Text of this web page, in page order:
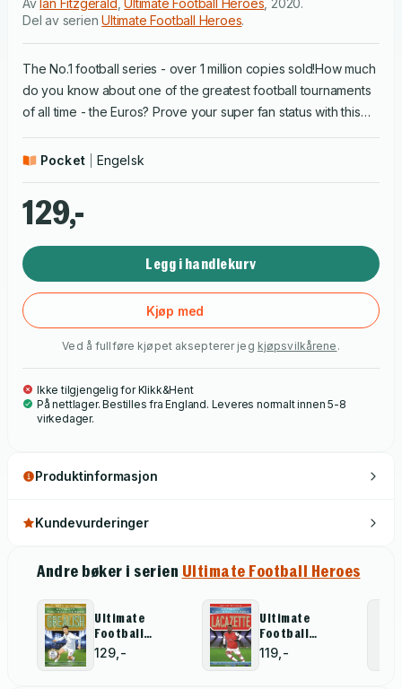
AvIan Fitzgerald ,Ultimate Football Heroes 2020.
Del av serienUltimate Football Heroes.
The No.1 football series - over 1 million copies sold!How much
do you know about one of the greatest football tournaments
of all time - the Euros? Prove your super fan status with this
football fan to the limit. With questions ranging from famous
is now, there is bound to be something to challenge all the
family.
Pocket Engelsk
129,-
Legg i handlekurv
Kjøp med
Ved å fullføre kjøpet aksepterer jeg kjøpsvilkårene .
Ikke tilgjengelig for Klikk&Hent
På nettlager. Bestilles fra England. Leveres normalt innen 5-8
virkedager.
Produktinformasjon
Kundevurderinger
Andre bøker i serien Ultimate Football Heroes
Ultimate
Football
Heroes:
Grealish (Wing
129,-
Ultimate
Football
Heroes:
Lacazette
119,-